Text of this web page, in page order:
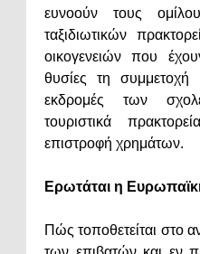
ευνοούν τους
ταξιδιωτικών
οικογενειών που
θυσίες τη συμμετοχή
εκδρομές των
τουριστικά
επιστροφή χρημάτων.
Ερωτάται η
Πώς τοποθετείται στο